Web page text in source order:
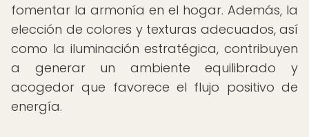
fomentar la armonía en el hogar. Además, la
elección de colores y texturas adecuados, así
como la iluminación estratégica, contribuyen
a generar un ambiente equilibrado y
acogedor que favorece el flujo positivo de
energía.